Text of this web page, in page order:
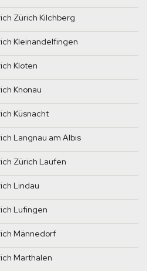
Zürich Kilchberg
Kleinandelfingen
Kloten
Knonau
Küsnacht
Langnau am Albis
Zürich Laufen
Lindau
Lufingen
Männedorf
Marthalen